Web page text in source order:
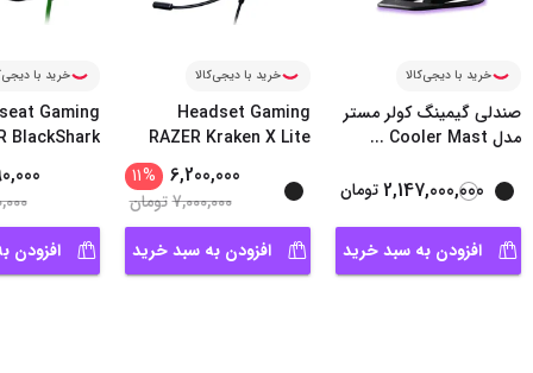
خرید با دیجی‌کالا
صندلی گیمینگ کولر مستر
مدل Cooler Mast
...
2,147,000,000 تومان
افزودن به سبد خرید
خرید با دیجی‌کالا
Headset Gaming
RAZER Kraken X Lite
6,200,000
%
11
7,000,000تومان
افزودن به سبد خرید
خرید با
Gaming
BlackShark
افزودن